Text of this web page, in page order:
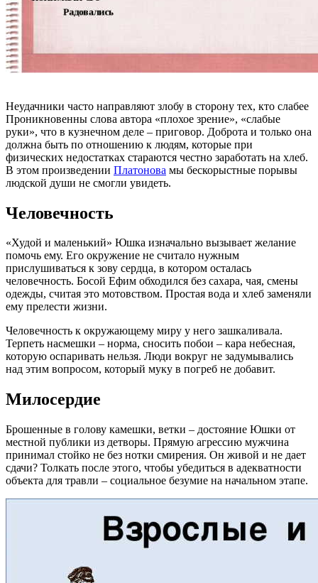
Неудачники часто направляют злобу в сторону тех, кто слабее
Проникновенны слова автора «плохое зрение», «слабые
руки», что в кузнечном деле – приговор. Доброта и только она
должна быть по отношению к людям, которые при
физических недостатках стараются честно заработать на хлеб.
В этом произведении Платонова мы бескорыстные порывы
людской души не смогли увидеть.
Человечность
«Худой и маленький» Юшка изначально вызывает желание
помочь ему. Его окружение не считало нужным
прислушиваться к зову сердца, в котором осталась
человечность. Босой Ефим обходился без сахара, чая, смены
одежды, считая это мотовством. Простая вода и хлеб заменяли
ему прелести жизни.
Человечность к окружающему миру у него зашкаливала.
Терпеть насмешки – норма, сносить побои – кара небесная,
которую оспаривать нельзя. Люди вокруг не задумывались
над этим вопросом, который муку в погреб не добавит.
Милосердие
Брошенные в голову камешки, ветки – достояние Юшки от
местной публики из детворы. Прямую агрессию мужчина
принимал стойко не без нотки смирения. Он живой и не дает
сдачи? Толкать после этого, чтобы убедиться в адекватности
объекта для травли – социальное безумие на начальном этапе.